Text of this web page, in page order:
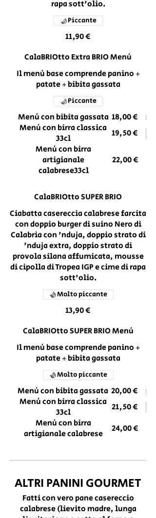
rapa sott'olio.
11,90 €
Piccante
CalaBRIOtto Extra BRIO Menù
Il menù base comprende panino +
patate + bibita gassata
Menù con bibita gassata 18,00 €
Menù con birra classica
33cl
19,50 €
Menù con birra
artigianale
calabrese33cl
22,00 €
Piccante
CalaBRIOtto SUPER BRIO
Ciabatta casereccia calabrese farcita
con doppio burger di suino Nero di
Calabria con 'nduja, doppio strato di
'nduja extra, doppio strato di
provola silana affumicata, mousse
di cipolla di Tropea IGP e cime di rapa
sott'olio.
13,90 €
Molto piccante
CalaBRIOtto SUPER BRIO Menù
Il menù base comprende panino +
patate + bibita gassata
Menù con bibita gassata 20,00 €
Menù con birra classica
33cl
21,50 €
Menù con birra
artigianale calabrese
24,00 €
Molto piccante
ALTRI PANINI GOURMET
Fatti con vero pane casereccio
calabrese (lievito madre, lunga